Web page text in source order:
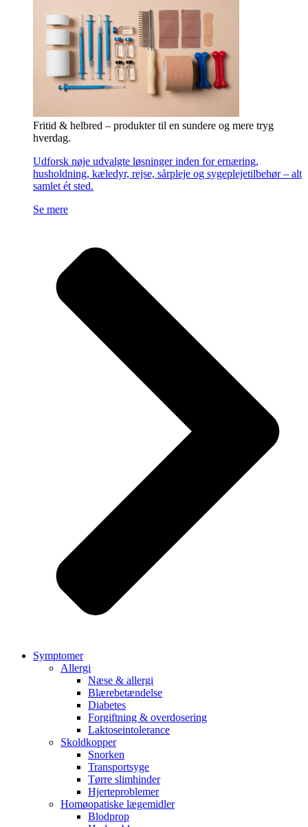
Fritid & helbred – produkter til en sundere og mere tryg
hverdag.
Udforsk nøje udvalgte løsninger inden for ernæring,
husholdning, kæledyr, rejse, sårpleje og sygeplejetilbehør – alt
samlet ét sted.
Se mere
Symptomer
Allergi
Næse & allergi
Blærebetændelse
Diabetes
Forgiftning & overdosering
Laktoseintolerance
Skoldkopper
Snorken
Transportsyge
Tørre slimhinder
Hjerteproblemer
Homøopatiske lægemidler
Blodprop